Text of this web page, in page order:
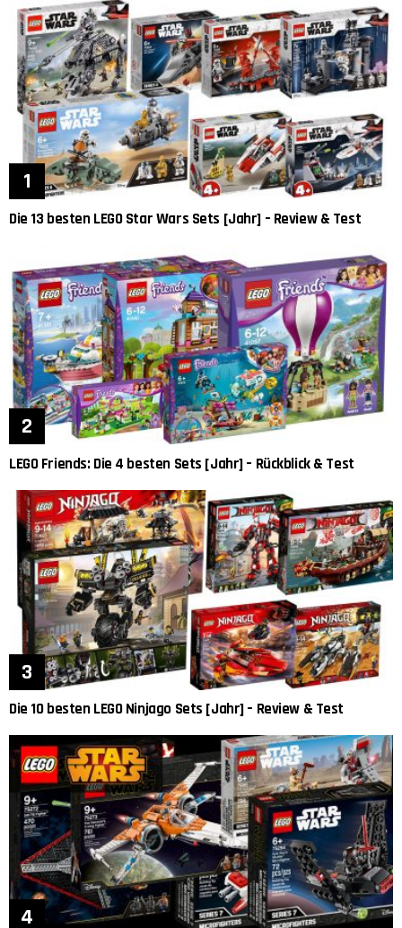
Die 13 besten LEGO Star Wars Sets [Jahr] – Review & Test
LEGO Friends: Die 4 besten Sets [Jahr] – Rückblick & Test
Die 10 besten LEGO Ninjago Sets [Jahr] – Review & Test